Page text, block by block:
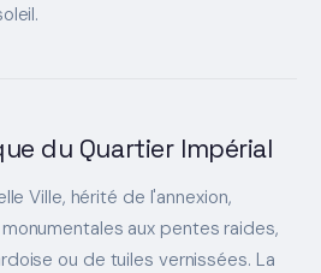
du Quartier Impérial
Ville, hérité de l'annexion,
aux pentes raides,
ou de tuiles vernissées. La